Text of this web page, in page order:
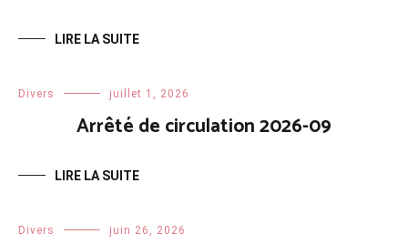
LIRE LA SUITE
Divers juillet 1, 2026
Arrêté de circulation 2026-09
LIRE LA SUITE
Divers juin 26, 2026